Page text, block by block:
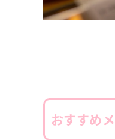
おすすめ